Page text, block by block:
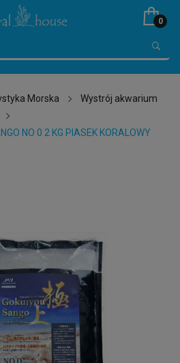
0
Morska
Wystrój akwarium
NO 0 2 KG PIASEK KORALOWY